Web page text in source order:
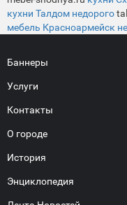
кухни Талдом недорого
мебель Красноармейск
Баннеры
Услуги
Контакты
О городе
История
Энциклопедия